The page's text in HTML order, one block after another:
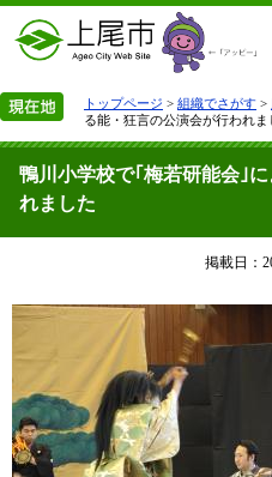
トップページ > 組織でさがす >
る能・狂言の公演会が行われま
鴨川小学校で｢梅若研能会｣
れました
掲載日：